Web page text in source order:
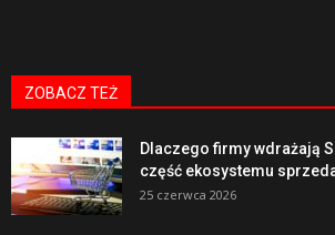
ZOBACZ TEŻ
Dlaczego firmy wdrażają
część ekosystemu
25 czerwca 2026